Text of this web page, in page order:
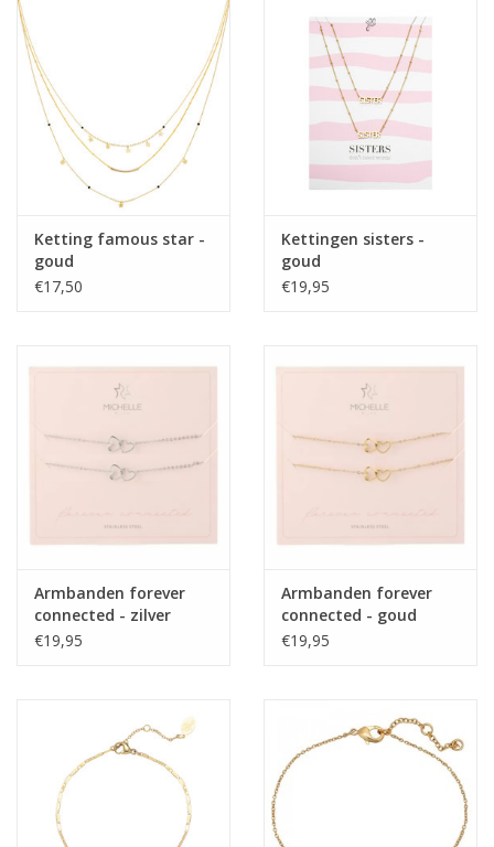
Ketting famous star -
goud
€17,50
Kettingen sisters -
goud
€19,95
Armbanden forever
connected - zilver
€19,95
Armbanden forever
connected - goud
€19,95